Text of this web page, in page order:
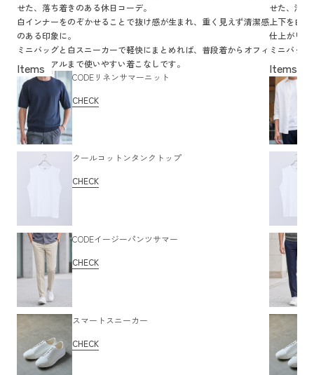
せた、落ち着きのある休日コーデ。
白インナーをのぞかせることで抜け感が生まれ、重く見えず清潔感
のある印象に。
ミニバッグと白スニーカーで軽快にまとめれば、普段着からオフィ
スカジュアルまで使いやすい着こなしです。
CODEリネンサマーニット
CHECK
クールコットンタンクトップ
CHECK
CODEイージーパンツサマー
CHECK
スマートスニーカー
CHECK
せた、清
上下を白
仕上がりま
ミニバッ
軽やかな